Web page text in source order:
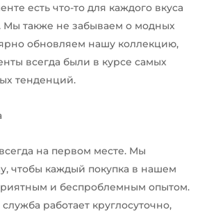
есть что-то для каждого вкуса
Мы также не забываем о модных
обновляем нашу коллекцию,
всегда были в курсе самых
тенденций.
на первом месте. Мы
чтобы каждый покупка в нашем
и беспроблемным опытом.
работает круглосуточно,